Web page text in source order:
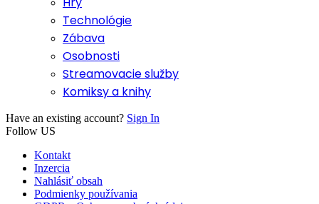
Technológie
Zábava
Osobnosti
Streamovacie služby
Komiksy a knihy
Have an existing account? Sign In
Follow US
Kontakt
Inzercia
Nahlásiť obsah
Podmienky používania